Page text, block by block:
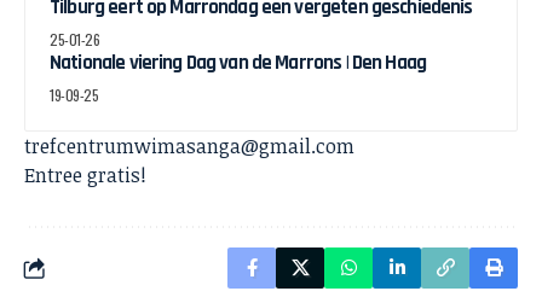
Tilburg eert op Marrondag een vergeten geschiedenis
25-01-26
Nationale viering Dag van de Marrons | Den Haag
19-09-25
trefcentrumwimasanga@gmail.com
Entree gratis!